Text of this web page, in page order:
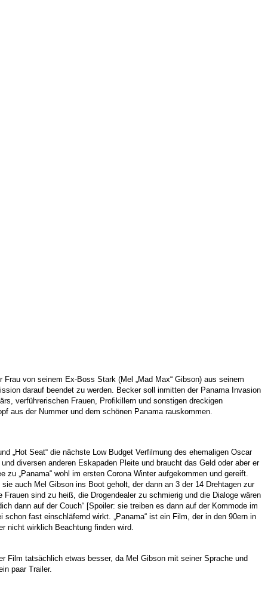
von seinem Ex-Boss Stark (Mel „Mad Max“ Gibson) aus seinem
darauf beendet zu werden. Becker soll inmitten der Panama Invasion
verführerischen Frauen, Profikillern und sonstigen dreckigen
aus der Nummer und dem schönen Panama rauskommen.
„Hot Seat“ die nächste Low Budget Verfilmung des ehemaligen Oscar
diversen anderen Eskapaden Pleite und braucht das Geld oder aber er
zu „Panama“ wohl im ersten Corona Winter aufgekommen und gereift.
auch Mel Gibson ins Boot geholt, der dann an 3 der 14 Drehtagen zur
Frauen sind zu heiß, die Drogendealer zu schmierig und die Dialoge wären
dann auf der Couch“ [Spoiler: sie treiben es dann auf der Kommode im
fast einschläfernd wirkt. „Panama“ ist ein Film, der in den 90ern in
nicht wirklich Beachtung finden wird.
Film tatsächlich etwas besser, da Mel Gibson mit seiner Sprache und
paar Trailer.